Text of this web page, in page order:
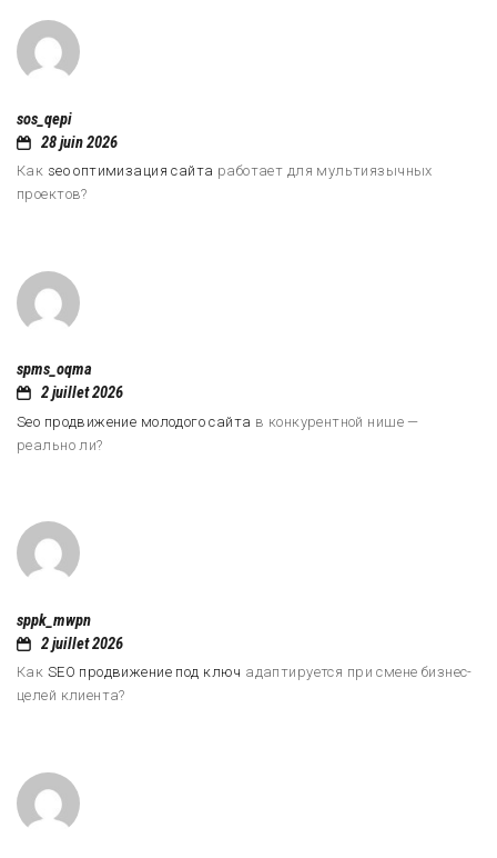
sos_qepi
28 juin 2026
Как seo оптимизация сайта работает для мультиязычных
проектов?
spms_oqma
2 juillet 2026
Seo продвижение молодого сайта в конкурентной нише —
реально ли?
sppk_mwpn
2 juillet 2026
Как SEO продвижение под ключ адаптируется при смене бизнес-
целей клиента?